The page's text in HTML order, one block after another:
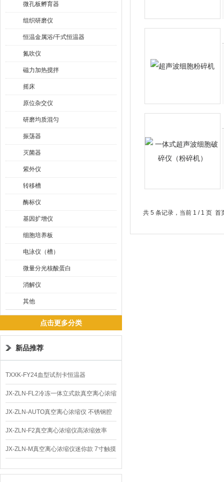
微孔板孵育器
组织研磨仪
恒温金属浴/干式恒温器
氮吹仪
磁力加热搅拌
摇床
原位杂交仪
研磨均质混匀
振荡器
灭菌器
紫外仪
转移槽
酶标仪
基因扩增仪
细胞培养板
电泳仪（槽）
微量分光核酸蛋白
消解仪
其他
点击更多分类
新品推荐
TXXK-FY24血型试剂卡恒温器
JX-ZLN-FL2冷冻一体立式款真空离心浓缩
仪 低温功能
JX-ZLN-AUTO真空离心浓缩仪 不锈钢腔
体
JX-ZLN-F2真空离心浓缩仪高浓缩效率
JX-ZLN-M真空离心浓缩仪迷你款 7寸触摸
屏
共 5 条记录，当前 1 / 1 页